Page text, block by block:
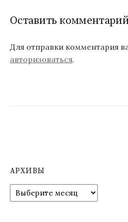
г
ц
и
п
и
с
Оставить
Для отправки комментария
авторизоваться.
АРХИВЫ
р